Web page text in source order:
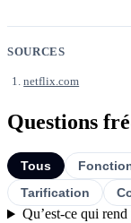
SOURCES
netflix.com
Questions
Tous
Tarification
Qu’est-ce qui